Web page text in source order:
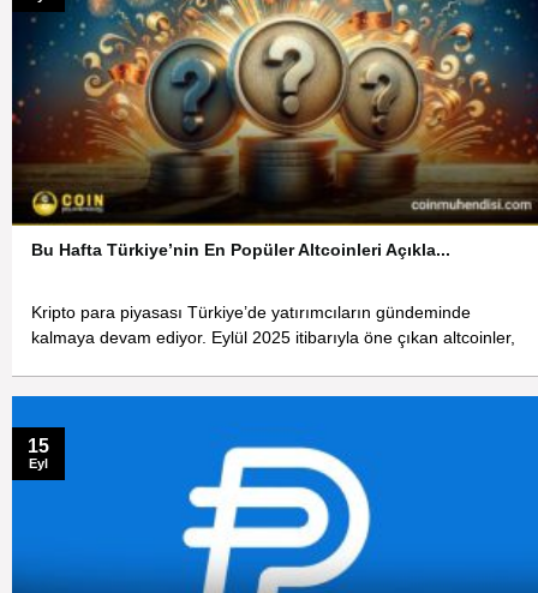
Bu Hafta Türkiye’nin En Popüler Altcoinleri Açıkla...
Kripto para piyasası Türkiye’de yatırımcıların gündeminde
kalmaya devam ediyor. Eylül 2025 itibarıyla öne çıkan altcoinler,
15
Eyl